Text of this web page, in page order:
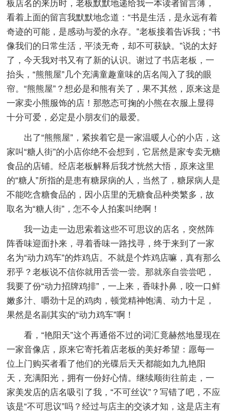
板店名的来历时，老板默默地递给我一本读者留言薄，
看着上面的留言我默默地念道：“书是生活，是永远有着
奇迹的可能，是感动与爱的永存。”老板接着告诉我；“书
像我们的日常生活，平淡无奇，却不可获缺。”说的太好
了，今天我对书又有了新的认识。谢过了书店老板，一
抬头，“熊熊屋”几个充满童趣童味的店名闯入了我的眼
帘。“熊熊屋”？想必是和熊有关了，果不其然，原来这是
一家卖小熊服饰的店！那憨态可掬的小熊在衣服上显得
十分可爱，必定是小朋友们的最爱。
出了“熊熊屋”，紧挨着它是一家温暖人心的小店，这
家叫“糖人街”的小店你绝不会想到，它居然是家专卖无糖
食品的店铺。经店老板解释后我才恍然大悟，原来这里
的“糖人”所指的是患有糖尿病的人，当然了，糖尿病人是
不能吃含糖食品的，因小店里的无糖食品种类繁多，故
取名为“糖人街”，怎不令人拍案叫绝啊！
我一边走一边思索着这些不可思议的店名，突然阵
阵香味迎面扑来，寻着香味一路找寻，终于来到了一家
名为“动力鸡车”的炸鸡店。不就是个炸鸡店嘛，真有那么
邪乎？老板说不信你就用舌尝一尝。那就亲自尝尝吧，
我要了份“动力招牌鸡排”，一上来，香味扑鼻，咬一口鲜
嫩多汁、嚼劲十足的鸡肉，顿觉精神饱满、动力十足，
果然是名副其实的“动力鸡车”啊！
看，“艳阳天”这个再通俗不过的词汇竟赫然地显现在
一家音像店，原来它寄托着店老板的美好希望：愿每一
位上门购买者看了他们的光碟后天天都能如九九艳阳
天，充满阳光，拥有一份好心情。继续顺街往前走，一
家美发店的店名吸引了我，“不可丝议”？写错了吧，不应
该是“不可思议”吗？经过与店主的交谈才知，这是店主有